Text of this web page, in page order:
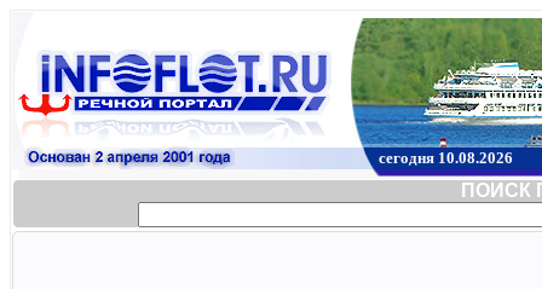
сегодня 10.08.2026
ПОИСК